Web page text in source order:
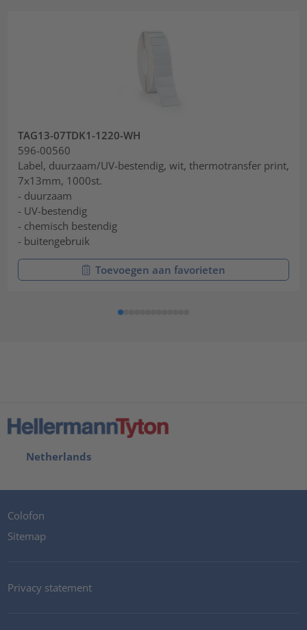
TAG13-07TDK1-1220-WH
596-00560
Label, duurzaam/UV-bestendig, wit, thermotransfer print,
7x13mm, 1000st.
- duurzaam
- UV-bestendig
- chemisch bestendig
- buitengebruik
Toevoegen aan favorieten
Netherlands
Colofon
Sitemap
Privacy statement